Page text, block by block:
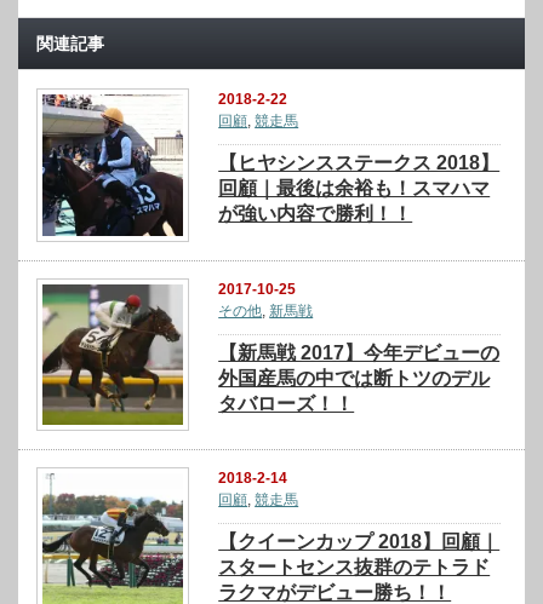
関連記事
2018-2-22
回顧,競走馬
【ヒヤシンスステークス 2018】
回顧｜最後は余裕も！スマハマ
が強い内容で勝利！！
2017-10-25
その他 新馬戦
【新馬戦 2017】今年デビューの
外国産馬の中では断トツのデル
タバローズ！！
2018-2-14
回顧,競走馬
【クイーンカップ 2018】回顧｜
スタートセンス抜群のテトラド
ラクマがデビュー勝ち！！